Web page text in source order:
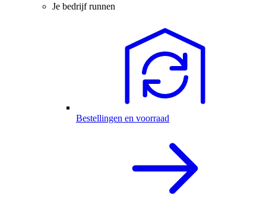
Je bedrijf runnen
Bestellingen en voorraad